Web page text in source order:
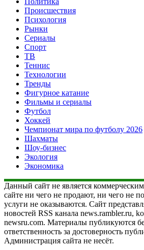
Происшествия
Психология
Рынки
Сериалы
Спорт
ТВ
Теннис
Технологии
Тренды
Фигурное катание
Фильмы и сериалы
Футбол
Хоккей
Чемпионат мира по футболу 2026
Шахматы
Шоу-бизнес
Экология
Экономика
Данный сайт не является
сайте ни чего не продают, ни чего не
услуги не оказываются. Сайт
новостей RSS канала news.rambler.ru,
newsru.com. Материалы публикуются
ответственность за достоверность
Администрация сайта не несёт.